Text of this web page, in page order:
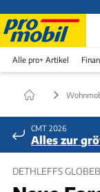
Alle pro+ Artikel
CMT 2026
Alles zur
DETHLEFFS